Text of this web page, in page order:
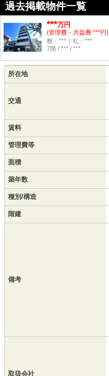
過去掲載物件一覧
***万円
(管理費・共益費 ***円)
敷：***｜礼：***
7階 / *** / ***
所在地
交通
賃料
管理費等
面積
築年数
種別/構造
階建
備考
取扱会社